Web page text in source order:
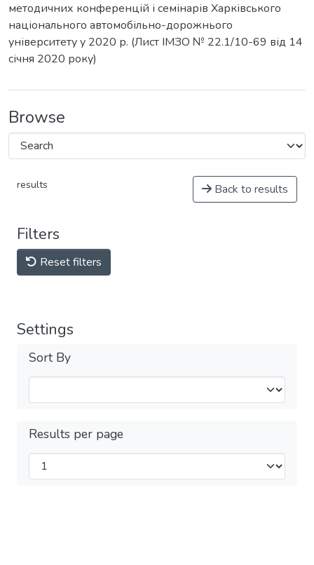
методичних конференцій і семінарів Харківського
національного автомобільно-дорожнього
університету у 2020 р. (Лист ІМЗО № 22.1/10-69 від 14
січня 2020 року)
Browse
results Back to results
Filters
Reset filters
Settings
Sort By
Results per page